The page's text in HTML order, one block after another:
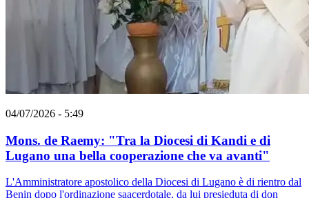
04/07/2026 - 5:49
Mons. de Raemy: "Tra la Diocesi di Kandi e di
Lugano una bella cooperazione che va avanti"
L'Amministratore apostolico della Diocesi di Lugano è di rientro dal
Benin dopo l'ordinazione saacerdotale, da lui presieduta di don